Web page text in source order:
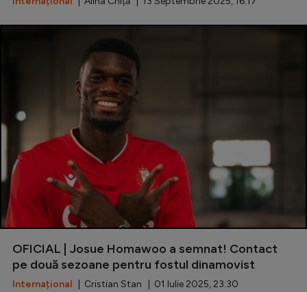
Clasamente
Champions League
Europa League
Conference League
CM 2026
Premier League
LaLiga
Bundesliga
Ligue 1
OFICIAL | Josue Homawoo a semnat! Contact
pe două sezoane pentru fostul dinamovist
Internațional | Cristian Stan | 01 Iulie 2025, 23:30